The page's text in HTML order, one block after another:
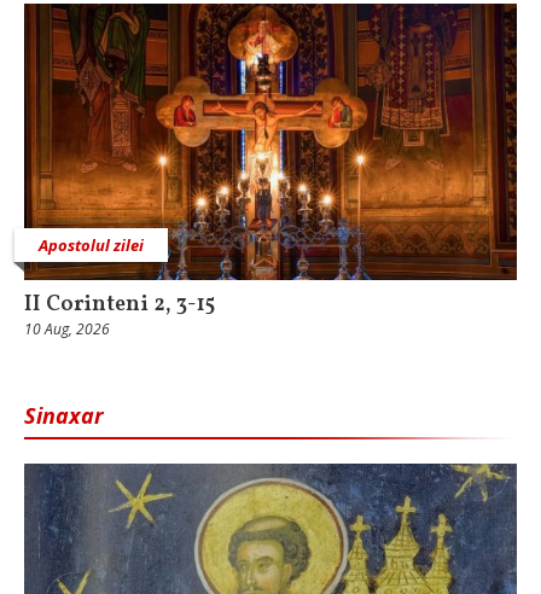
Apostolul zilei
II Corinteni 2, 3-15
10 Aug, 2026
Sinaxar